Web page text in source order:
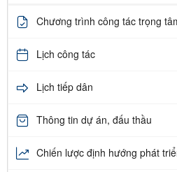
Chương trình công tác trọng
Lịch công tác
Lịch tiếp dân
Thông tin dự án, đấu thầu
Chiến lược định hướng phát